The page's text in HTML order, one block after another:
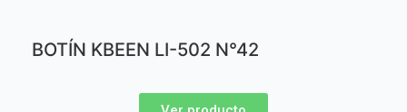
BOTÍN KBEEN LI-502 N°42